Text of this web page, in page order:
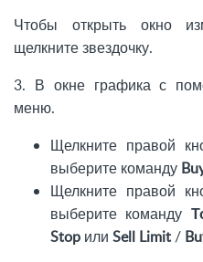
Чтобы открыть окно
щелкните звездочку.
3. В окне графика с
меню.
Щелкните правой
выберите команду
Щелкните правой
выберите команду
Stop или Sell Limit /